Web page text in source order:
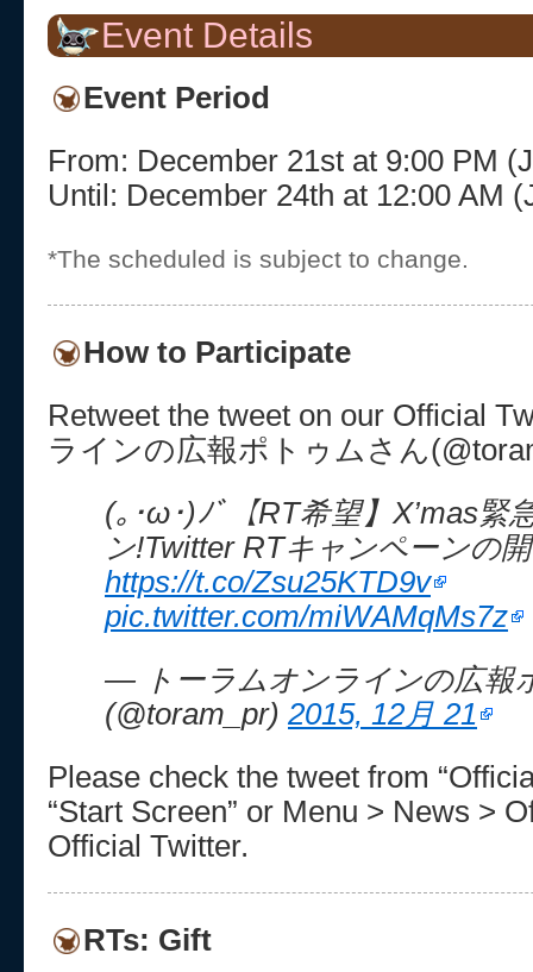
Event Details
Event Period
From: December 21st at 9:00 PM
Until: December 24th at 12:00 AM
*The scheduled is subject to change.
How to Participate
Retweet the tweet on our Official
ラインの広報ポトゥムさん
(｡･ω･)ﾉﾞ【RT希望】X’mas緊
ン!Twitter RTキャンペーンの
https://t.co/Zsu25KTD9v
pic.twitter.com/miWAMqMs7z
— トーラムオンラインの広報
(@toram_pr) 2015, 12月 21
Please check the tweet from
“Start Screen” or Menu > News >
Official Twitter.
RTs: Gift